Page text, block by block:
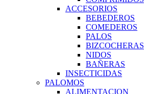
ACCESORIOS
BEBEDEROS
COMEDEROS
PALOS
BIZCOCHERAS
NIDOS
BAÑERAS
INSECTICIDAS
PALOMOS
ALIMENTACION